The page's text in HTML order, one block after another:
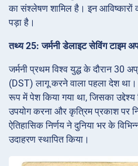
का संश्लेषण शामिल है। इन आविष्कारों
पड़ा है।
तथ्य 25: जर्मनी डेलाइट सेविंग टाइम
जर्मनी प्रथम विश्व युद्ध के दौरान 30
(DST) लागू करने वाला पहला देश
रूप में पेश किया गया था, जिसका
उपयोग करना और कृत्रिम प्रकाश पर
ऐतिहासिक निर्णय ने दुनिया भर के
उदाहरण स्थापित किया।